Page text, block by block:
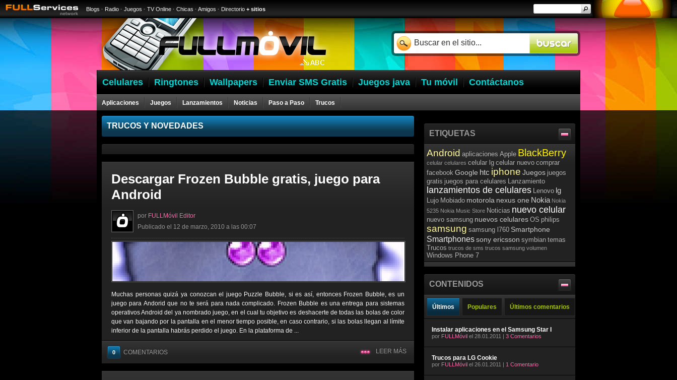
Blogs · Radio · Juegos · TV Online · Chicas · Amigos · Directorio + sitios
Celulares Ringtones Wallpapers Enviar SMS Gratis Juegos java Tu móvil Contáctanos
Aplicaciones Juegos Lanzamientos Noticias Paso a Paso Trucos
Celulares
TRUCOS Y NOVEDADES
Descargar Frozen Bubble gratis, juego para
Android
por FULLMóvil Editor
Publicado el 12 de marzo, 2010 a las 00:07
Muchas personas quizá ya conozcan el juego Puzzle Bubble, si es así, entonces Frozen Bubble, es un
juego para Andorid que no te será para nada complicado. Frozen Bubble es una entrega para sistemas
operativos Android del ya nombrado juego, en el cual tu objetivo es deshacerte de todas las bolas de color
que van bajando por la pantalla en el menor tiempo posible, en caso contrario, si las bolas llegan al límite
inferior de la pantalla habrás perdido el juego. En la plataforma de ...
0 COMENTARIOS LEER MÁS
ETIQUETAS
Android aplicaciones Apple BlackBerry
celular celulares celular lg celular nuevo comprar
facebook Google htc iphone Juegos juegos
gratis juegos para celulares Lanzamiento
lanzamientos de celulares Lenovo lg
Lujo Mobiado motorola nexus one Nokia Nokia
5235 Nokia Music Store Noticias nuevo celular
nuevo samsung nuevos celulares OS philips
samsung samsung l760 Smartphone
Smartphonessony ericsson symbian temas
Trucos trucos de sms trucos samsung volumen
Windows Phone 7
CONTENIDOS
Últimos Populares Últimos comentarios
Instalar aplicaciones en el Samsung Star I
por FULLMóvil el 28.01.2011 | 3 Comentarios
Trucos para LG Cookie
por FULLMóvil el 26.01.2011 | 1 Comentario